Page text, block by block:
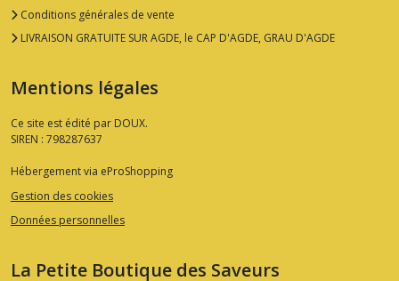
Conditions générales de vente
LIVRAISON GRATUITE SUR AGDE, le CAP D'AGDE, GRAU D'AGDE
Mentions légales
Ce site est édité par DOUX.
SIREN : 798287637
Hébergement via eProShopping
Gestion des cookies
Données personnelles
La Petite Boutique des Saveurs